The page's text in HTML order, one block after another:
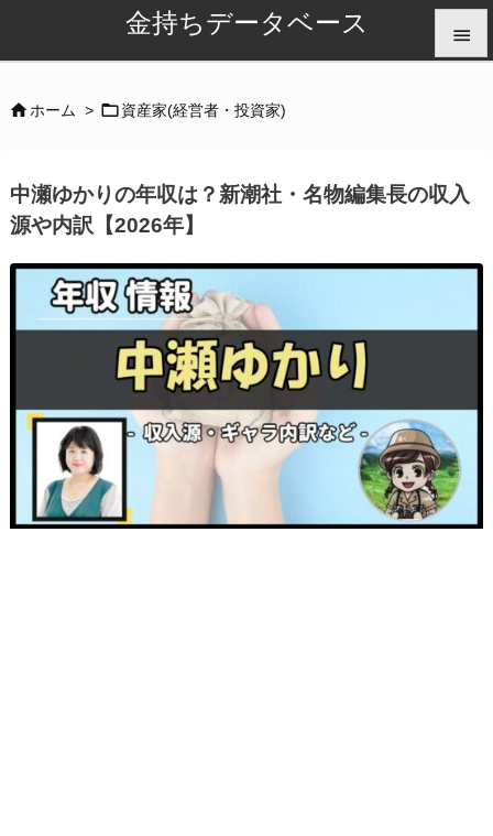
金持ちデータベース 


ホーム > 資産家(経営者・投資家)
中瀬ゆかりの年収は？新潮社・名物編集長の収入
源や内訳【2026年】